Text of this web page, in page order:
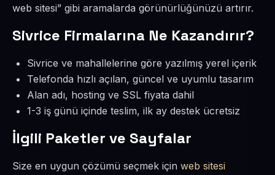
web sitesi” gibi aramalarda görünürlüğünüzü artırır.
Sivrice Firmalarına Ne Kazandırır?
Sivrice ve mahallelerine göre yazılmış yerel içerik
Telefonda hızlı açılan, güncel ve uyumlu tasarım
Alan adı, hosting ve SSL fiyata dahil
1-3 iş günü içinde teslim, ilk ay destek ücretsiz
İlgili Paketler ve Sayfalar
Size en uygun çözümü seçmek için web sitesi